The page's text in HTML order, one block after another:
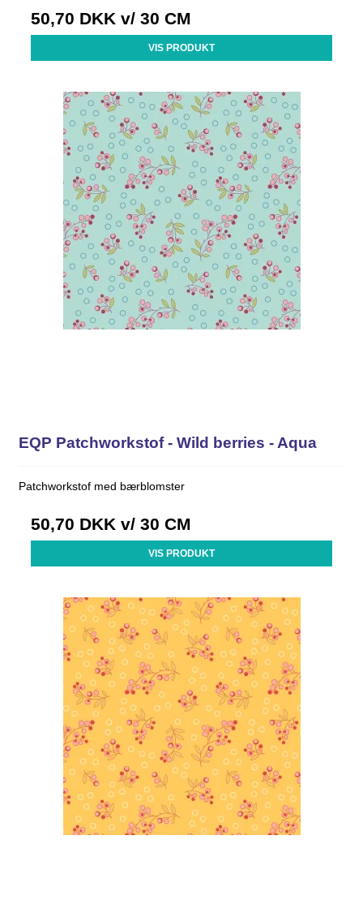
50,70 DKK v/ 30 CM
VIS PRODUKT
EQP Patchworkstof - Wild berries - Aqua
Patchworkstof med bærblomster
50,70 DKK v/ 30 CM
VIS PRODUKT